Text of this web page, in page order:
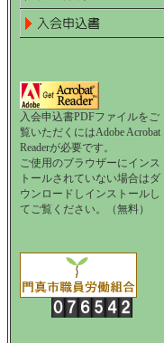
入会申込書PDFファイルをご
覧いただくにはAdobe Acrobat
Readerが必要です。
ご使用のブラウザーにインス
トールされていない場合はダ
ウンロードしインストールし
てご覧ください。（無料）